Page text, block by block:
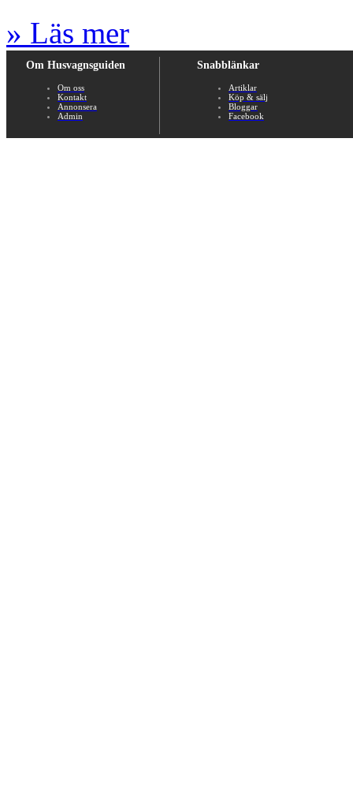
» Läs mer
Om Husvagnsguiden
Om oss
Kontakt
Annonsera
Admin
Snabblänkar
Artiklar
Köp & sälj
Bloggar
Facebook